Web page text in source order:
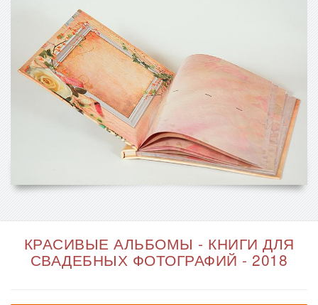
КРАСИВЫЕ АЛЬБОМЫ - КНИГИ ДЛЯ
СВАДЕБНЫХ ФОТОГРАФИЙ - 2018